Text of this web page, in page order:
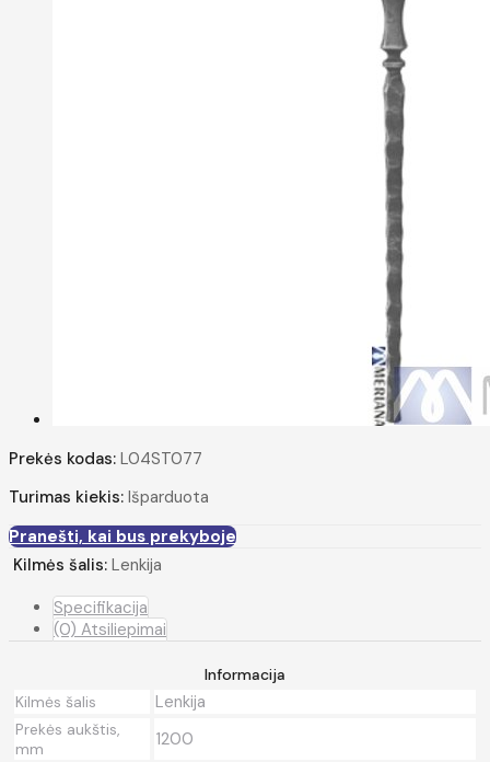
Prekės kodas: L04ST077
Turimas kiekis: Išparduota
Pranešti, kai bus prekyboje
Kilmės šalis: Lenkija
Specifikacija
(0) Atsiliepimai
Informacija
Kilmės šalis
Lenkija
Prekės aukštis,
mm
1200